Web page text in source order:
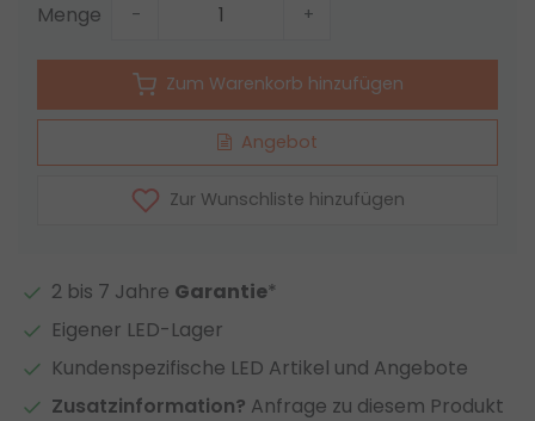
Menge - +
Zum Warenkorb hinzufügen
Angebot
Zur Wunschliste hinzufügen
2 bis 7 Jahre Garantie*
Eigener LED-Lager
Kundenspezifische LED Artikel und Angebote
Zusatzinformation? Anfrage zu diesem Produkt